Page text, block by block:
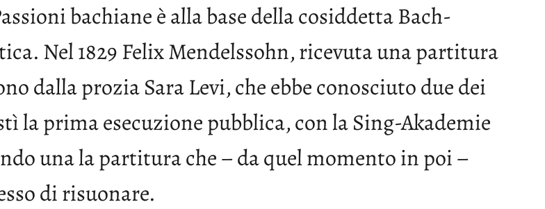
bachiane è alla base della cosiddetta Bach-
Nel 1829 Felix Mendelssohn, ricevuta una partitura
dalla prozia Sara Levi, che ebbe conosciuto due dei
la prima esecuzione pubblica, con la Sing-Akademie
una la partitura che – da quel momento in poi –
di risuonare.